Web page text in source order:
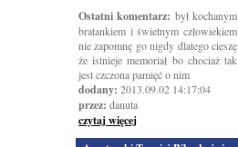
Ostatni komentarz: był kochanym
bratankiem i świetnym człowiekiem
nie zapomnę go nigdy dlatego cieszę
że istnieje memoriał bo chociaż tak
jest czczona pamięć o nim
dodany: 2013.09.02 14:17:04
przez: danuta
czytaj więcej